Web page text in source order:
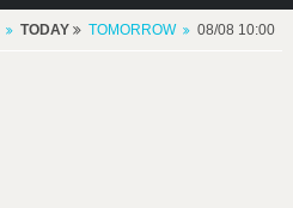
TODAY TOMORROW 08/08 10:00